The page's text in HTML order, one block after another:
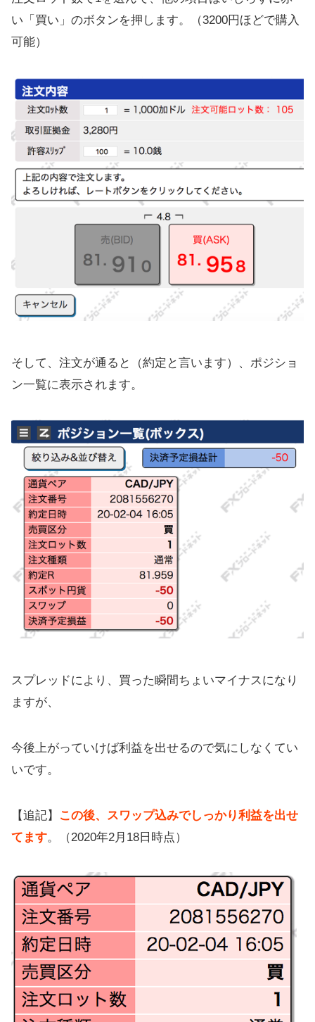
い「買い」のボタンを押します。（3200円ほどで購入
可能）
そして、注文が通ると（約定と言います）、ポジショ
ン一覧に表示されます。
スプレッドにより、買った瞬間ちょいマイナスになり
ますが、
今後上がっていけば利益を出せるので気にしなくてい
いです。
【追記】
この後、スワップ込みでしっかり利益を出せ
てます。（2020年2月18日時点）